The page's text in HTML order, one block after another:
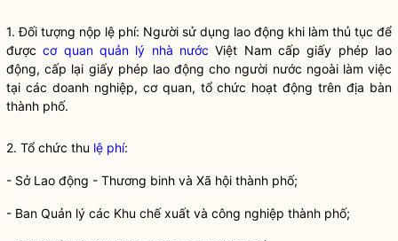
1. Đối tượng nộp lệ phí: Người sử dụng lao động khi làm thủ tục để
đượccơ quan quản lý nhà nước Việt Nam cấp giấy phép lao
động, cấp lại giấy phép lao động cho người nước ngoài làm việc
tại các doanh nghiệp, cơ quan, tổ chức hoạt động trênđịa bàn
thành phố.
2. Tổ chức thu lệ phí:
- Sở Lao động - Thương binh và Xã hội thành phố;
- Ban Quản lý các Khu chế xuất và công nghiệp thành phố;